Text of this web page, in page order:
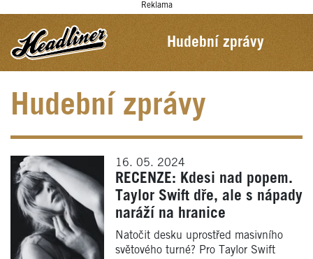
Reklama
Hudební zprávy
Hudební zprávy
16. 05. 2024
RECENZE: Kdesi nad popem.
Taylor Swift dře, ale s nápady
naráží na hranice
Natočit desku uprostřed masivního
světového turné? Pro Taylor Swift